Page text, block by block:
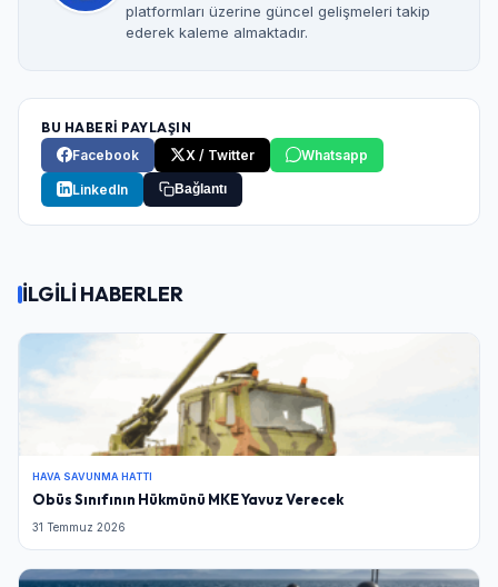
platformları üzerine güncel gelişmeleri takip
ederek kaleme almaktadır.
BU HABERİ PAYLAŞIN
Facebook
X / Twitter Whatsapp
LinkedIn Bağlantı
İLGİLİ HABERLER
HAVA SAVUNMA HATTI
Obüs Sınıfının Hükmünü MKE Yavuz Verecek
31 Temmuz 2026